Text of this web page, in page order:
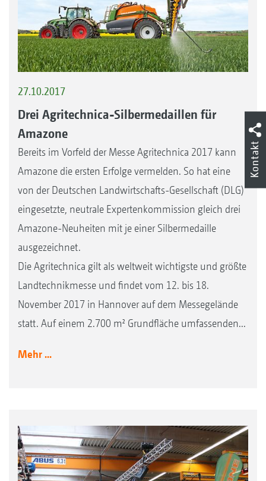
27.10.2017
Drei Agritechnica-Silbermedaillen für
Amazone
Bereits im Vorfeld der Messe Agritechnica 2017 kann
Amazone die ersten Erfolge vermelden. So hat eine
von der Deutschen Landwirtschafts-Gesellschaft (DLG)
eingesetzte, neutrale Expertenkommission gleich drei
Amazone-Neuheiten mit je einer Silbermedaille
ausgezeichnet.
Die Agritechnica gilt als weltweit wichtigste und größte
Landtechnikmesse und findet vom 12. bis 18.
November 2017 in Hannover auf dem Messegelände
statt. Auf einem 2.700 m² Grundfläche umfassenden...
Mehr ...
Kontakt